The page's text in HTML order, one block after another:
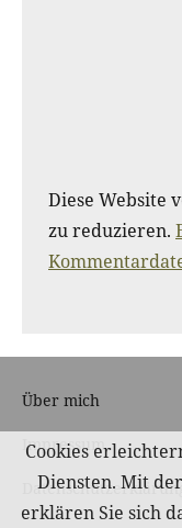
Diese Website
zu reduzieren.
Über mich
Impressum
Datenschutzerklärung
Cookies
Diensten. Mit
erklären Sie sich